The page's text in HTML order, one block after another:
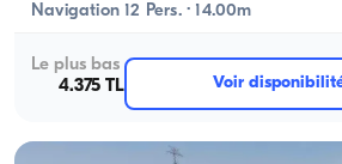
Navigation 12 Pers. · 14.00m
Le plus bas
4.375 TL
Voir